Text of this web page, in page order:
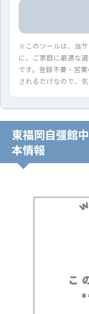
※このツールは、当
に、ご家庭に最適な
です。登録不要・営
されるだけなので、
東福岡自彊館
本情報